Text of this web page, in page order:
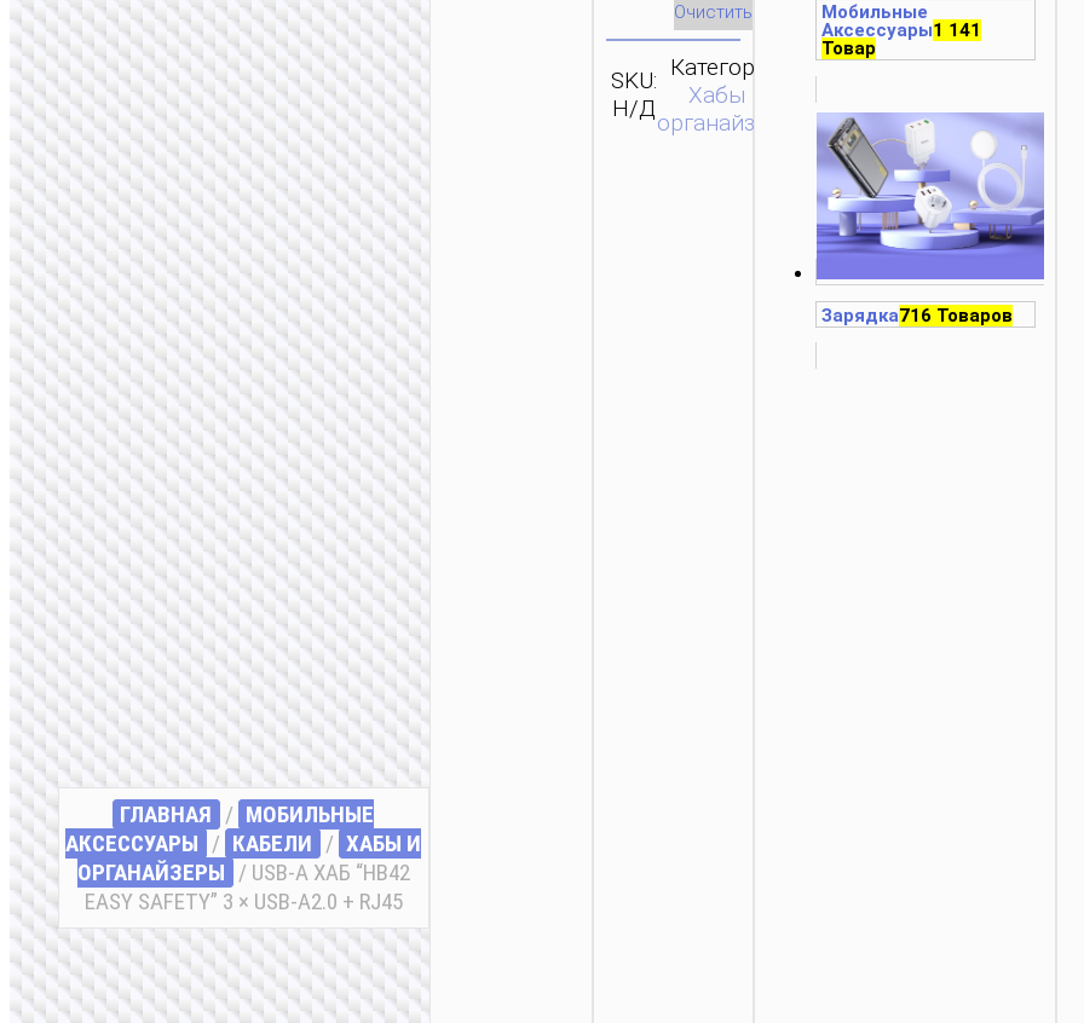
ГЛАВНАЯ / МОБИЛЬНЫЕ
АКСЕССУАРЫ / КАБЕЛИ / ХАБЫ И
ОРГАНАЙЗЕРЫ / USB-A ХАБ “HB42
EASY SAFETY” 3 × USB-A2.0 + RJ45
Очистить
SKU:
Н/Д
Категория:
Хабы и
органайзеры
ЗАПРОС
Мобильные
Аксессуары1 141
Товар
Зарядка716 Товаров